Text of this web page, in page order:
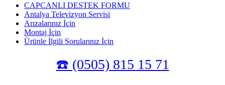
CAPCANLI DESTEK FORMU
Antalya Televizyon Servisi
Arızalarınız İçin
Montaj İçin
Ürünle İlgili Sorularınız İçin
☎️ (0505) 815 15 71